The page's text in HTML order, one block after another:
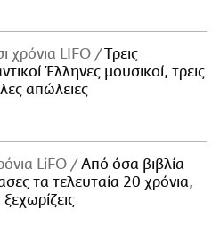
χρόνια LIFO
Tρεις
Έλληνες μουσικοί, τρεις
απώλειες
LiFO
Από όσα βιβλία
τα τελευταία 20 χρόνια,